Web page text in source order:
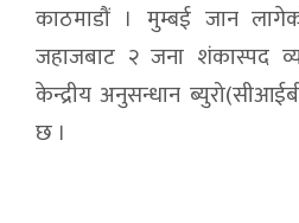
काठमाडौं । मुम्बई जान
जहाजबाट २ जना शंकास्पद
केन्द्रीय अनुसन्धान
छ ।